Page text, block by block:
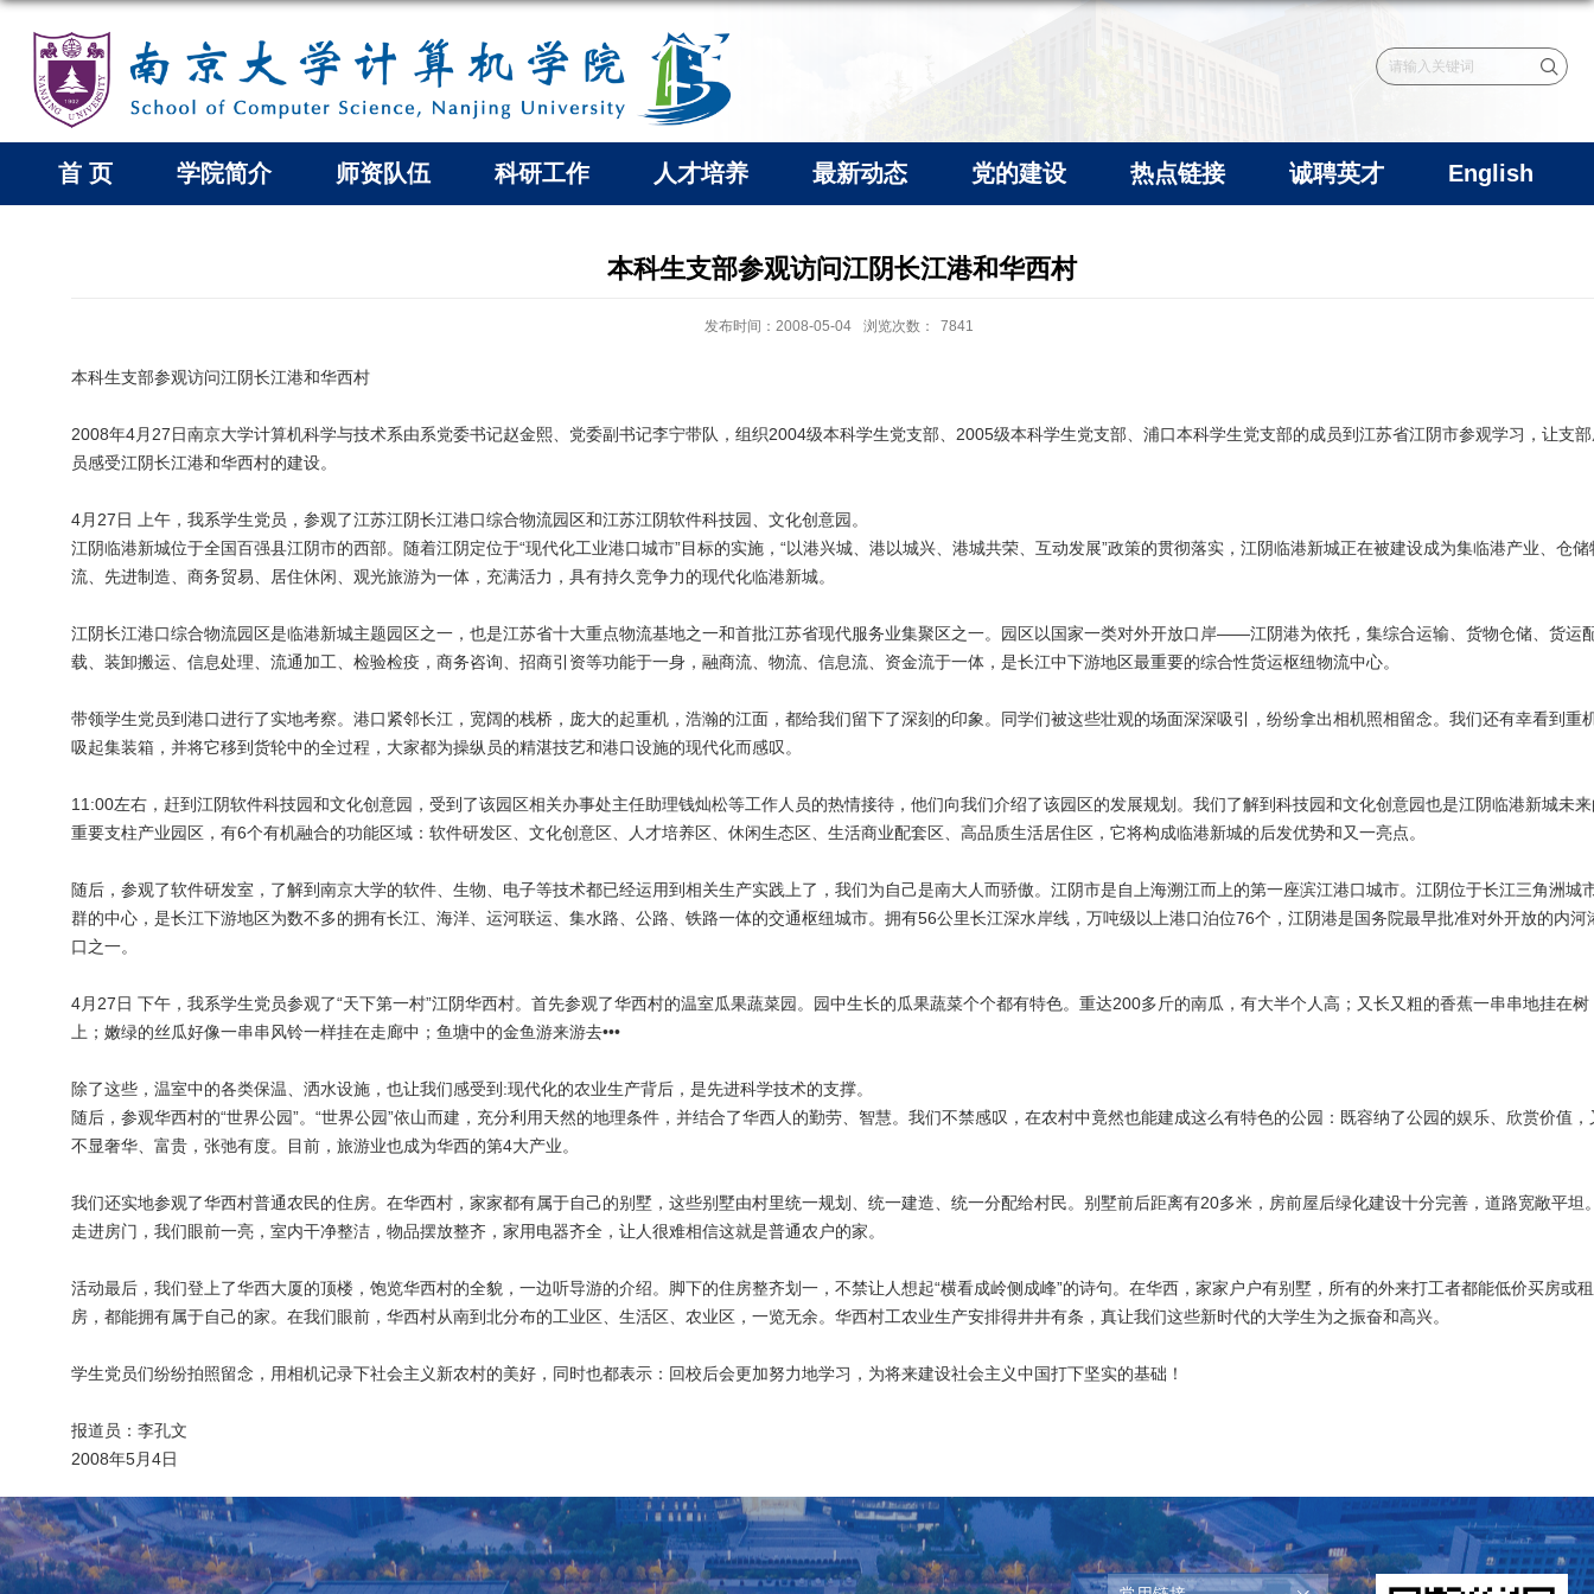
首 页 学院简介 师资队伍 科研工作 人才培养 最新动态 党的建设 热点链接 诚聘英才 English
本科生支部参观访问江阴长江港和华西村
发布时间：2008-05-04 浏览次数： 7841
本科生支部参观访问江阴长江港和华西村
2008年4月27日南京大学计算机科学与技术系由系党委书记赵金熙、党委副书记李宁带队，组织2004级本科学生党支部、2005级本科学生党支部、浦口本科学生党支部的成员到江苏省江阴市参观学习，让支
员感受江阴长江港和华西村的建设。
4月27日 上午，我系学生党员，参观了江苏江阴长江港口综合物流园区和江苏江阴软件科技园、文化创意园。
江阴临港新城位于全国百强县江阴市的西部。随着江阴定位于“现代化工业港口城市”目标的实施，“以港兴城、港以城兴、港城共荣、互动发展”政策的贯彻落实，江阴临港新城正在被建设成为集临港产业、仓储
流、先进制造、商务贸易、居住休闲、观光旅游为一体，充满活力，具有持久竞争力的现代化临港新城。
江阴长江港口综合物流园区是临港新城主题园区之一，也是江苏省十大重点物流基地之一和首批江苏省现代服务业集聚区之一。园区以国家一类对外开放口岸——江阴港为依托，集综合运输、货物仓储、货运
载、装卸搬运、信息处理、流通加工、检验检疫，商务咨询、招商引资等功能于一身，融商流、物流、信息流、资金流于一体，是长江中下游地区最重要的综合性货运枢纽物流中心。
带领学生党员到港口进行了实地考察。港口紧邻长江，宽阔的栈桥，庞大的起重机，浩瀚的江面，都给我们留下了深刻的印象。同学们被这些壮观的场面深深吸引，纷纷拿出相机照相留念。我们还有幸看到重
吸起集装箱，并将它移到货轮中的全过程，大家都为操纵员的精湛技艺和港口设施的现代化而感叹。
11:00左右，赶到江阴软件科技园和文化创意园，受到了该园区相关办事处主任助理钱灿松等工作人员的热情接待，他们向我们介绍了该园区的发展规划。我们了解到科技园和文化创意园也是江阴临港新城未
重要支柱产业园区，有6个有机融合的功能区域：软件研发区、文化创意区、人才培养区、休闲生态区、生活商业配套区、高品质生活居住区，它将构成临港新城的后发优势和又一亮点。
随后，参观了软件研发室，了解到南京大学的软件、生物、电子等技术都已经运用到相关生产实践上了，我们为自己是南大人而骄傲。江阴市是自上海溯江而上的第一座滨江港口城市。江阴位于长江三角洲城
群的中心，是长江下游地区为数不多的拥有长江、海洋、运河联运、集水路、公路、铁路一体的交通枢纽城市。拥有56公里长江深水岸线，万吨级以上港口泊位76个，江阴港是国务院最早批准对外开放的内河
口之一。
4月27日 下午，我系学生党员参观了“天下第一村”江阴华西村。首先参观了华西村的温室瓜果蔬菜园。园中生长的瓜果蔬菜个个都有特色。重达200多斤的南瓜，有大半个人高；又长又粗的香蕉一串串地挂在树
上；嫩绿的丝瓜好像一串串风铃一样挂在走廊中；鱼塘中的金鱼游来游去•••
除了这些，温室中的各类保温、洒水设施，也让我们感受到:现代化的农业生产背后，是先进科学技术的支撑。
随后，参观华西村的“世界公园”。“世界公园”依山而建，充分利用天然的地理条件，并结合了华西人的勤劳、智慧。我们不禁感叹，在农村中竟然也能建成这么有特色的公园：既容纳了公园的娱乐、欣赏价值，
不显奢华、富贵，张弛有度。目前，旅游业也成为华西的第4大产业。
我们还实地参观了华西村普通农民的住房。在华西村，家家都有属于自己的别墅，这些别墅由村里统一规划、统一建造、统一分配给村民。别墅前后距离有20多米，房前屋后绿化建设十分完善，道路宽敞平坦
走进房门，我们眼前一亮，室内干净整洁，物品摆放整齐，家用电器齐全，让人很难相信这就是普通农户的家。
活动最后，我们登上了华西大厦的顶楼，饱览华西村的全貌，一边听导游的介绍。脚下的住房整齐划一，不禁让人想起“横看成岭侧成峰”的诗句。在华西，家家户户有别墅，所有的外来打工者都能低价买房或租
房，都能拥有属于自己的家。在我们眼前，华西村从南到北分布的工业区、生活区、农业区，一览无余。华西村工农业生产安排得井井有条，真让我们这些新时代的大学生为之振奋和高兴。
学生党员们纷纷拍照留念，用相机记录下社会主义新农村的美好，同时也都表示：回校后会更加努力地学习，为将来建设社会主义中国打下坚实的基础！
报道员：李孔文
2008年5月4日